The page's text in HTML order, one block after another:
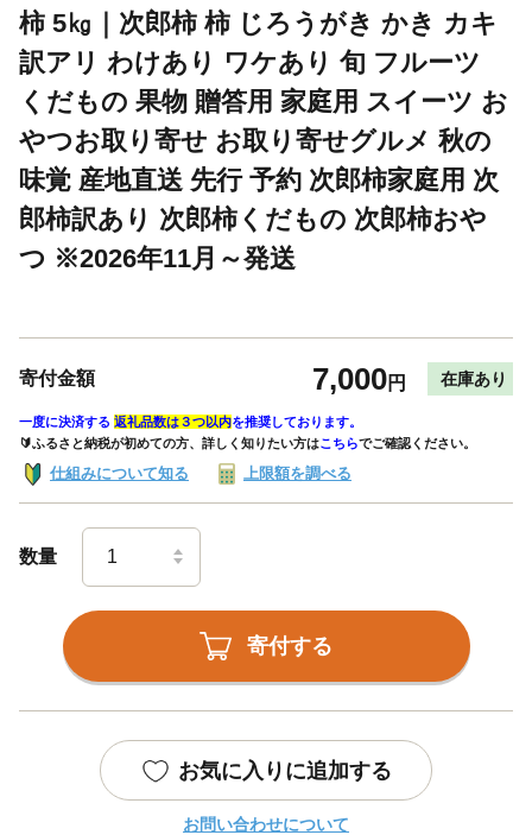
柿 5㎏｜次郎柿 柿 じろうがき かき カキ
訳アリ わけあり ワケあり 旬 フルーツ
くだもの 果物 贈答用 家庭用 スイーツ お
やつお取り寄せ お取り寄せグルメ 秋の
味覚 産地直送 先行 予約 次郎柿家庭用 次
郎柿訳あり 次郎柿くだもの 次郎柿おや
つ ※2026年11月～発送
寄付金額 7,000円 在庫あり
一度に決済する 返礼品数は３つ以内を推奨しております。
🔰ふるさと納税が初めての方、詳しく知りたい方はこちらでご確認ください。
仕組みについて知る 上限額を調べる
数量
寄付する
お気に入りに追加する
お問い合わせについて